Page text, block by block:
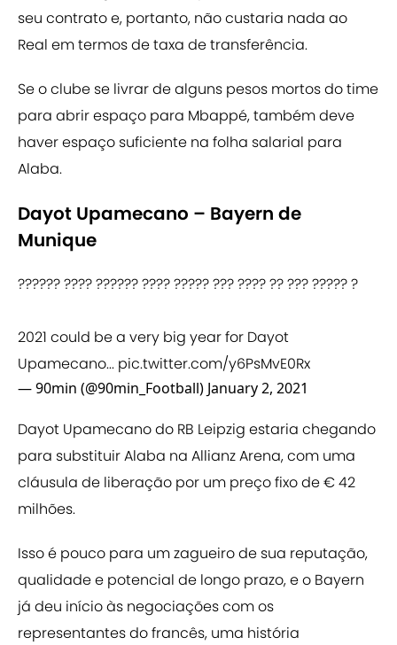
seu contrato e, portanto, não custaria nada ao
Real em termos de taxa de transferência.
Se o clube se livrar de alguns pesos mortos do time
para abrir espaço para Mbappé, também deve
haver espaço suficiente na folha salarial para
Alaba.
Dayot Upamecano – Bayern de
Munique
?????? ???? ?????? ???? ????? ??? ???? ?? ??? ????? ?
2021 could be a very big year for Dayot
Upamecano... pic.twitter.com/y6PsMvE0Rx
— 90min (@90min_Football) January 2, 2021
Dayot Upamecano do RB Leipzig estaria chegando
para substituir Alaba na Allianz Arena, com uma
cláusula de liberação por um preço fixo de € 42
milhões.
Isso é pouco para um zagueiro de sua reputação,
qualidade e potencial de longo prazo, e o Bayern
já deu início às negociações com os
representantes do francês, uma história